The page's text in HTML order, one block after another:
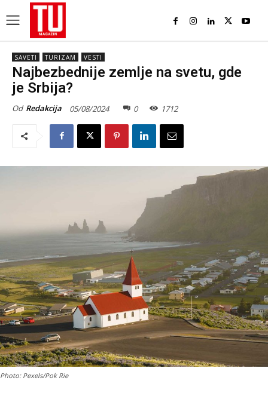
SAVETI TURIZAM VESTI
Najbezbednije zemlje na svetu, gde
je Srbija?
Od Redakcija 05/08/2024 0 1712
Photo: Pexels/Pok Rie